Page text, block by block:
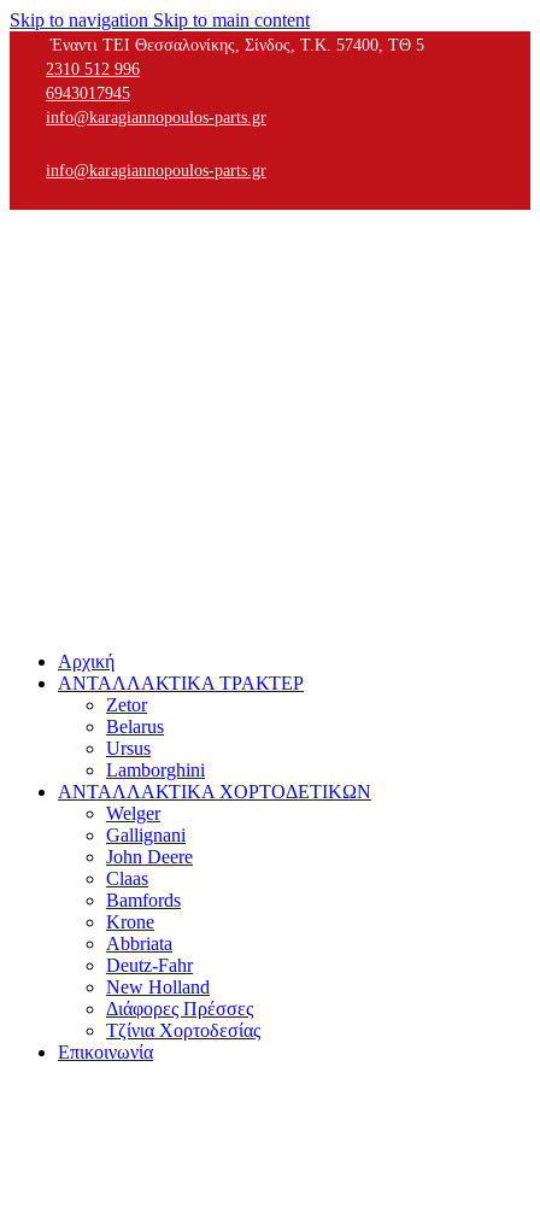
Skip to navigation Skip to main content
Έναντι ΤΕΙ Θεσσαλονίκης, Σίνδος, Τ.Κ. 57400, ΤΘ 5
2310 512 996
6943017945
info@karagiannopoulos-parts.gr
info@karagiannopoulos-parts.gr
Αρχική
ΑΝΤΑΛΛΑΚΤΙΚΑ ΤΡΑΚΤΕΡ
Zetor
Belarus
Ursus
Lamborghini
ΑΝΤΑΛΛΑΚΤΙΚΑ ΧΟΡΤΟΔΕΤΙΚΩΝ
Welger
Gallignani
John Deere
Claas
Bamfords
Krone
Abbriata
Deutz-Fahr
New Holland
Διάφορες Πρέσσες
Τζίνια Χορτοδεσίας
Επικοινωνία